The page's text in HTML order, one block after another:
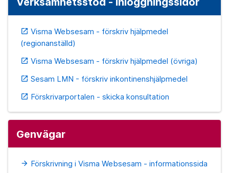
open_in_new Visma Websesam - förskriv hjälpmedel
(regionanställd)
open_in_new Visma Websesam - förskriv hjälpmedel (övriga)
open_in_new Sesam LMN - förskriv inkontinenshjälpmedel
open_in_new Förskrivarportalen - skicka konsultation
Genvägar
arrow_forward Förskrivning i Visma Websesam - informationssida